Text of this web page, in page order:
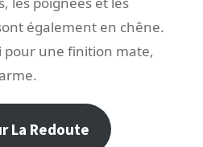
également en chêne.
pour une finition mate,
La Redoute